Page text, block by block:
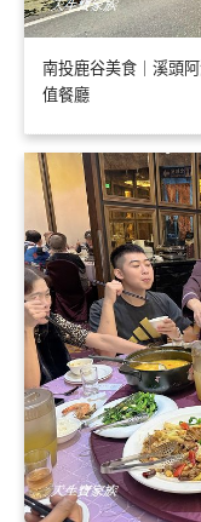
南投鹿谷美食｜溪頭
值餐廳